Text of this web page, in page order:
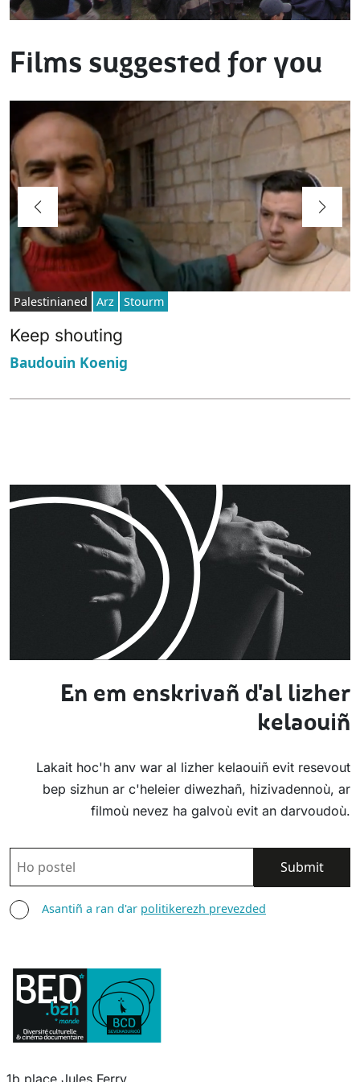
Films suggested for you
Palestinianed Arz Stourm
Keep shouting
Baudouin Koenig
En em enskrivañ d'al lizher
kelaouiñ
Lakait hoc'h anv war al lizher kelaouiñ evit resevout
bep sizhun ar c'heleier diwezhañ, hizivadennoù, ar
filmoù nevez ha galvoù evit an darvoudoù.
POSTEL
ASANTIÑAsantiñ a ran d'ar politikerezh prevezded
1b place Jules Ferry